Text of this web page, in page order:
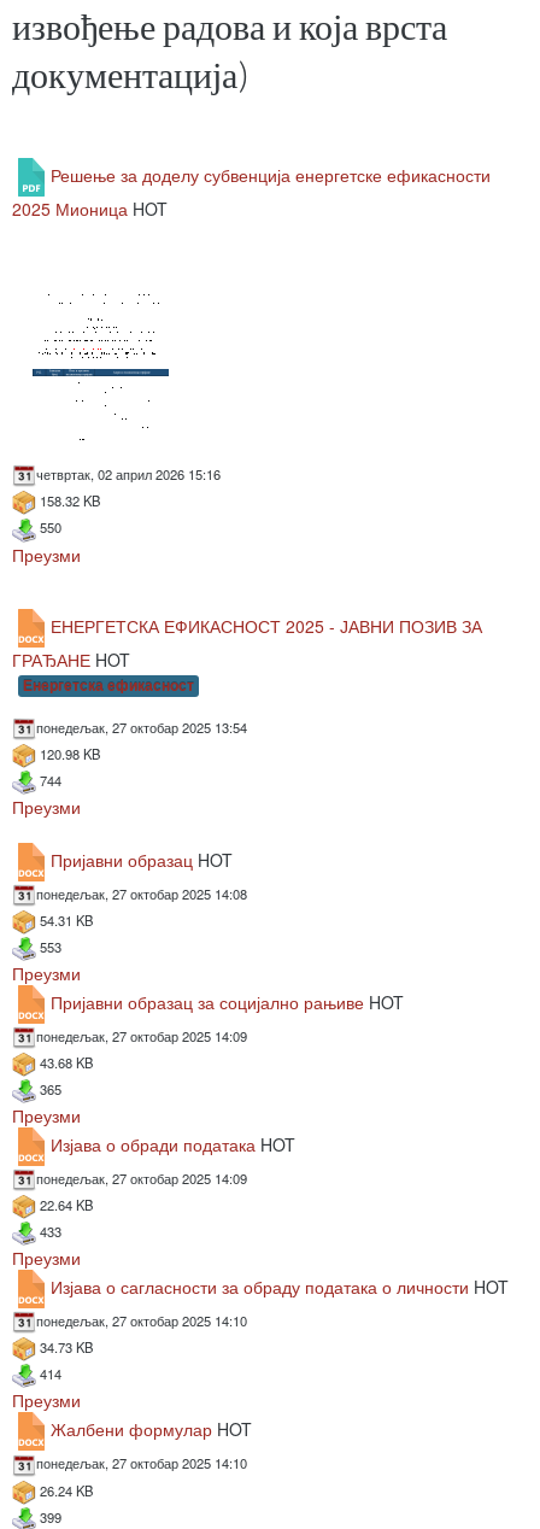
извођење радова и која врста
документација)
Решење за доделу субвенција енергетске ефикасности
2025 Мионица HOT
четвртак, 02 април 2026 15:16
158.32 KB
550
Преузми
ЕНЕРГЕТСКА ЕФИКАСНОСТ 2025 - ЈАВНИ ПОЗИВ ЗА
ГРАЂАНЕ HOT
Енергетска ефикасност
понедељак, 27 октобар 2025 13:54
120.98 KB
744
Преузми
Пријавни образац HOT
понедељак, 27 октобар 2025 14:08
54.31 KB
553
Преузми
Пријавни образац за социјално рањиве HOT
понедељак, 27 октобар 2025 14:09
43.68 KB
365
Преузми
Изјава о обради података HOT
понедељак, 27 октобар 2025 14:09
22.64 KB
433
Преузми
Изјава о сагласности за обраду података о личности HOT
понедељак, 27 октобар 2025 14:10
34.73 KB
414
Преузми
Жалбени формулар HOT
понедељак, 27 октобар 2025 14:10
26.24 KB
399